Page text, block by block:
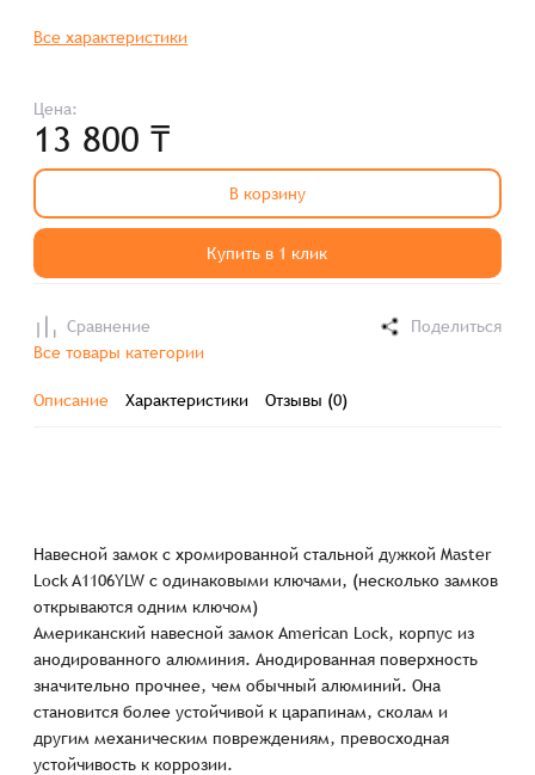
Все характеристики
Цена:
13 800 ₸
В корзину
Купить в 1 клик
Сравнение
Поделиться
Все товары категории
Описание Характеристики Отзывы (0)
Навесной замок с хромированной стальной дужкой Master
Lock A1106YLW с одинаковыми ключами, (несколько замков
открываются одним ключом)
Американский навесной замок American Lock, корпус из
анодированного алюминия. Анодированная поверхность
значительно прочнее, чем обычный алюминий. Она
становится более устойчивой к царапинам, сколам и
другим механическим повреждениям, превосходная
устойчивость к коррозии.